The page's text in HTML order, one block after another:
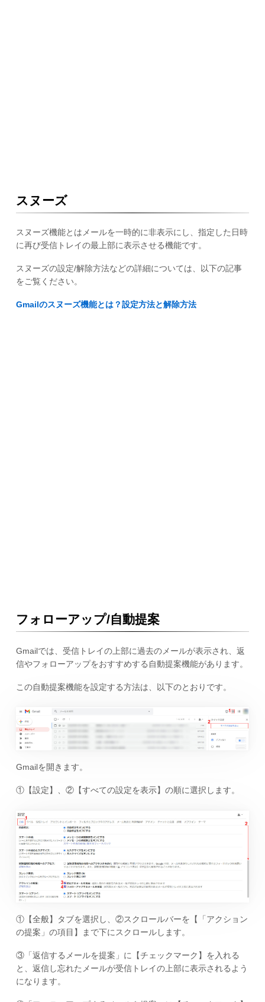
スヌーズ
スヌーズ機能とはメールを一時的に非表示にし、指定した日時
に再び受信トレイの最上部に表示させる機能です。
スヌーズの設定/解除方法などの詳細については、以下の記事
をご覧ください。
Gmailのスヌーズ機能とは？設定方法と解除方法
フォローアップ/自動提案
Gmailでは、受信トレイの上部に過去のメールが表示され、返
信やフォローアップをおすすめする自動提案機能があります。
この自動提案機能を設定する方法は、以下のとおりです。
Gmailを開きます。
①【設定】、②【すべての設定を表示】の順に選択します。
①【全般】タブを選択し、②スクロールバーを【「アクション
の提案」の項目】まで下にスクロールします。
③「返信するメールを提案」に【チェックマーク】を入れる
と、返信し忘れたメールが受信トレイの上部に表示されるよう
になります。